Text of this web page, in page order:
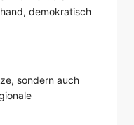
demokratisch
sondern auch